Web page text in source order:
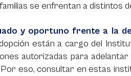
se enfrentan a distintos
y oportuno frente a la
están a cargo del
autorizadas para
eso, consultar en estas